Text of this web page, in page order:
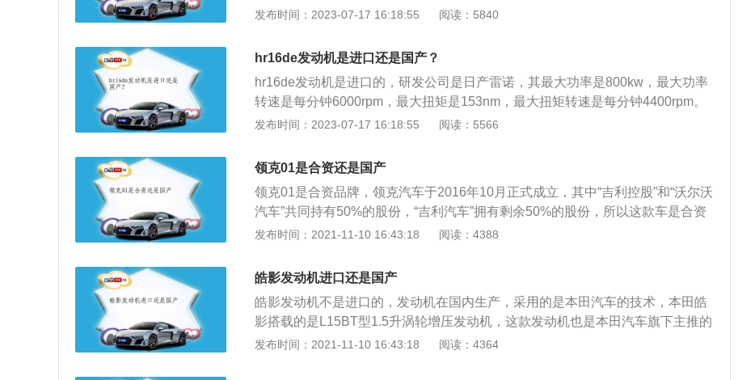
中悬浮，量大时从油中析出，堵塞滤清器和油孔，造成发动机润滑困难，引起磨
机正常工作，而且延长水箱和发动机的整体寿命。
克03、领克05、领克06等，以2021款领克03为例，其车身尺寸是：长4639m
压发动机，最大马力是156ps，最大功率是115kw，最大功率转速是每分钟5600r
pm，与其匹配的是6挡手动变速箱。
发布时间：2023-07-17 16:18:55 阅读：5840
hr16de发动机是进口还是国产？
hr16de发动机是进口的，研发公司是日产雷诺，其最大功率是800kw，最大功率
转速是每分钟6000rpm，最大扭矩是153nm，最大扭矩转速是每分钟4400rpm。
发动机是一种能够把其他形式的能转化为机械能的机器，按照燃烧方式不同可分
烧；3、燃气轮机：燃烧产生高压燃气，利用燃气的高压推动燃气轮机的叶片旋
转；4、喷气发动机：指靠喷管高速喷出的气流直接产生反作用推力的发动机。
发布时间：2023-07-17 16:18:55 阅读：5566
领克01是合资还是国产
领克01是合资品牌，领克汽车于2016年10月正式成立，其中“吉利控股”和“沃尔沃
汽车”共同持有50%的股份，“吉利汽车”拥有剩余50%的股份，所以这款车是合资
品牌。虽然沃尔沃的股权被吉利汽车公司收购了，但是沃尔沃汽车品牌并没有并
企生产。领克01的车型定位于紧凑型SUV，外观设计年轻化，这款汽车与2017年
11月28日上市，官方指导价格为15.88-22.08万元，这款汽车基于CMA中级车基
础模块架构研发，采用了全新的设计理念。在动力方面，领克01搭载的是一款2.0
T涡轮增压发动机，无论是在动力方面还是燃油表现，都能让人接受，汽车内饰
方面设计的比较简洁，整体的中控区域倾向于驾驶员一侧，主要是为了方便驾驶
发布时间：2021-11-10 16:43:18 阅读：4388
皓影发动机进口还是国产
皓影发动机不是进口的，发动机在国内生产，采用的是本田汽车的技术，本田皓
影搭载的是L15BT型1.5升涡轮增压发动机，这款发动机也是本田汽车旗下主推的
地球梦系列发动机。皓影是广汽本田汽车旗下推出的一款紧凑型SUV，为了满足
发布时间：2021-11-10 16:43:18 阅读：4364